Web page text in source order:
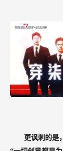
更讽刺的是